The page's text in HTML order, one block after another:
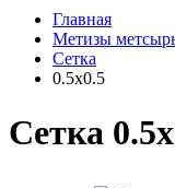
Главная
Метизы
Сетка
0.5х0.5
Сетка